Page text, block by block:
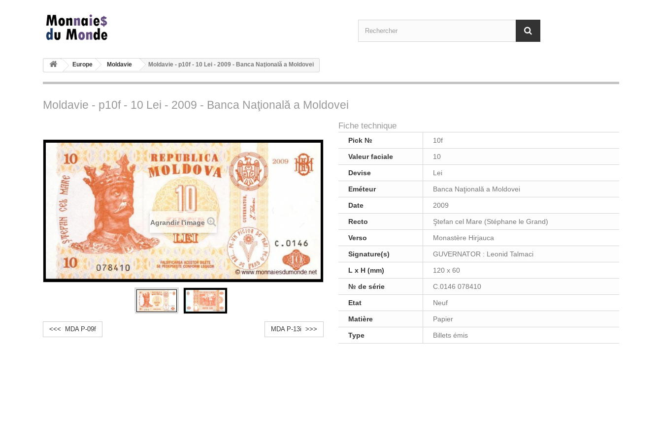
Europe Moldavie Moldavie - p10f - 10 Lei - 2009 - Banca Naţională a Moldovei
Moldavie - p10f - 10 Lei - 2009 - Banca Naţională a Moldovei
Agrandir l'image
<<< MDA P-09f MDA P-13i >>>
Fiche technique
Pick № 10f
Valeur faciale 10
Devise Lei
Eméteur Banca Naţională a Moldovei
Date 2009
Recto Ştefan cel Mare (Stéphane le Grand)
Verso Monastère Hirjauca
Signature(s) GUVERNATOR : Leonid Talmaci
L x H (mm) 120 x 60
№ de série C.0146 078410
Etat Neuf
Matière Papier
Type Billets émis